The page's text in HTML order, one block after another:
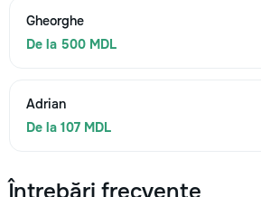
Gheorghe
De la 500 MDL
Adrian
De la 107 MDL
Întrebări frecvente